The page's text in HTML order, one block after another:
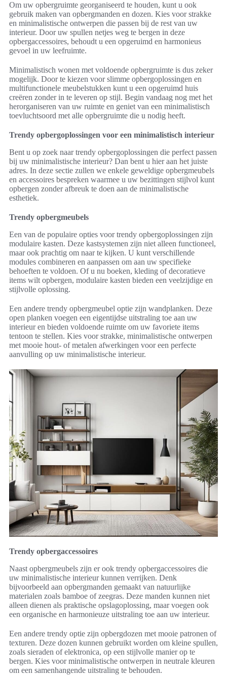
Om uw opbergruimte georganiseerd te houden, kunt u ook
gebruik maken van opbergmanden en dozen. Kies voor strakke
en minimalistische ontwerpen die passen bij de rest van uw
interieur. Door uw spullen netjes weg te bergen in deze
opbergaccessoires, behoudt u een opgeruimd en harmonieus
gevoel in uw leefruimte.
Minimalistisch wonen met voldoende opbergruimte is dus zeker
mogelijk. Door te kiezen voor slimme opbergoplossingen en
multifunctionele meubelstukken kunt u een opgeruimd huis
creëren zonder in te leveren op stijl. Begin vandaag nog met het
herorganiseren van uw ruimte en geniet van een minimalistisch
toevluchtsoord met alle opbergruimte die u nodig heeft.
Trendy opbergoplossingen voor een minimalistisch interieur
Bent u op zoek naar trendy opbergoplossingen die perfect passen
bij uw minimalistische interieur? Dan bent u hier aan het juiste
adres. In deze sectie zullen we enkele geweldige opbergmeubels
en accessoires bespreken waarmee u uw bezittingen stijlvol kunt
opbergen zonder afbreuk te doen aan de minimalistische
esthetiek.
Trendy opbergmeubels
Een van de populaire opties voor trendy opbergoplossingen zijn
modulaire kasten. Deze kastsystemen zijn niet alleen functioneel,
maar ook prachtig om naar te kijken. U kunt verschillende
modules combineren en aanpassen om aan uw specifieke
behoeften te voldoen. Of u nu boeken, kleding of decoratieve
items wilt opbergen, modulaire kasten bieden een veelzijdige en
stijlvolle oplossing.
Een andere trendy opbergmeubel optie zijn wandplanken. Deze
open planken voegen een eigentijdse uitstraling toe aan uw
interieur en bieden voldoende ruimte om uw favoriete items
tentoon te stellen. Kies voor strakke, minimalistische ontwerpen
met mooie hout- of metalen afwerkingen voor een perfecte
aanvulling op uw minimalistische interieur.
Trendy opbergaccessoires
Naast opbergmeubels zijn er ook trendy opbergaccessoires die
uw minimalistische interieur kunnen verrijken. Denk
bijvoorbeeld aan opbergmanden gemaakt van natuurlijke
materialen zoals bamboe of zeegras. Deze manden kunnen niet
alleen dienen als praktische opslagoplossing, maar voegen ook
een organische en harmonieuze uitstraling toe aan uw interieur.
Een andere trendy optie zijn opbergdozen met mooie patronen of
texturen. Deze dozen kunnen gebruikt worden om kleine spullen,
zoals sieraden of elektronica, op een stijlvolle manier op te
bergen. Kies voor minimalistische ontwerpen in neutrale kleuren
om een samenhangende uitstraling te behouden.